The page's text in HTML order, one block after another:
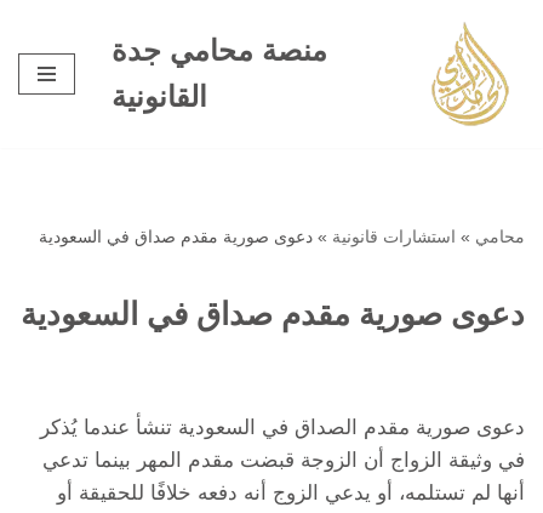
تخطى
إلى
المحتوى
منصة محامي جدة
القانونية
محامي » استشارات قانونية » دعوى صورية مقدم صداق في السعودية
دعوى صورية مقدم صداق في السعودية
دعوى صورية مقدم الصداق في السعودية تنشأ عندما يُذكر
في وثيقة الزواج أن الزوجة قبضت مقدم المهر بينما تدعي
أنها لم تستلمه، أو يدعي الزوج أنه دفعه خلافًا للحقيقة أو